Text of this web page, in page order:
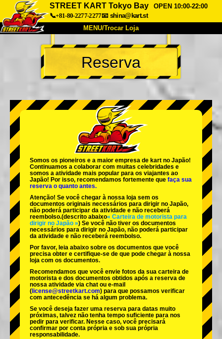
STREET KART Tokyo Bay
OPEN 10:00-22:00
📞+81-80-2277-2277📧 shina@kart.st
MENU/Trocar Loja
INÍCIO
Sobre Especificações Preços
Empresa Reserva
Trocar Loja
Tokyo Shinagawa Tokyo Akihabara#1
Tokyo Akihabara#2
Tokyo Shibuya Annex Tokyo Bay
Tokyo Asakusa Osaka
Okinawa
Reserva
Somos os pioneiros e a maior empresa de kart no Japão!
Continuamos a colaborar com muitas celebridades e
somos a atividade mais popular para os viajantes ao
Japão! Por isso, recomendamos fortemente que faça sua
reserva o quanto antes.
Atenção! Se você chegar à nossa loja sem os
documentos originais necessários para dirigir no Japão,
não poderá participar da atividade e não receberá
reembolso.(descrito abaixo« Carteira de motorista para
dirigir no Japão ») Se você não tiver os documentos
necessários para dirigir no Japão, não poderá participar
da atividade e não receberá reembolso.
Por favor, leia abaixo sobre os documentos que você
precisa obter e certifique-se de que pode chegar à nossa
loja com os documentos.
Recomendamos que você envie fotos da sua carteira de
motorista e dos documentos obtidos após a reserva de
nossa atividade via chat ou e-mail
( license@streetkart.com) para que possamos verificar
com antecedência se há algum problema.
Se você deseja fazer uma reserva para datas muito
próximas, talvez não tenha tempo suficiente para nos
pedir para verificar. Nesse caso, você precisará
confirmar por conta própria e sob sua própria
responsabilidade.